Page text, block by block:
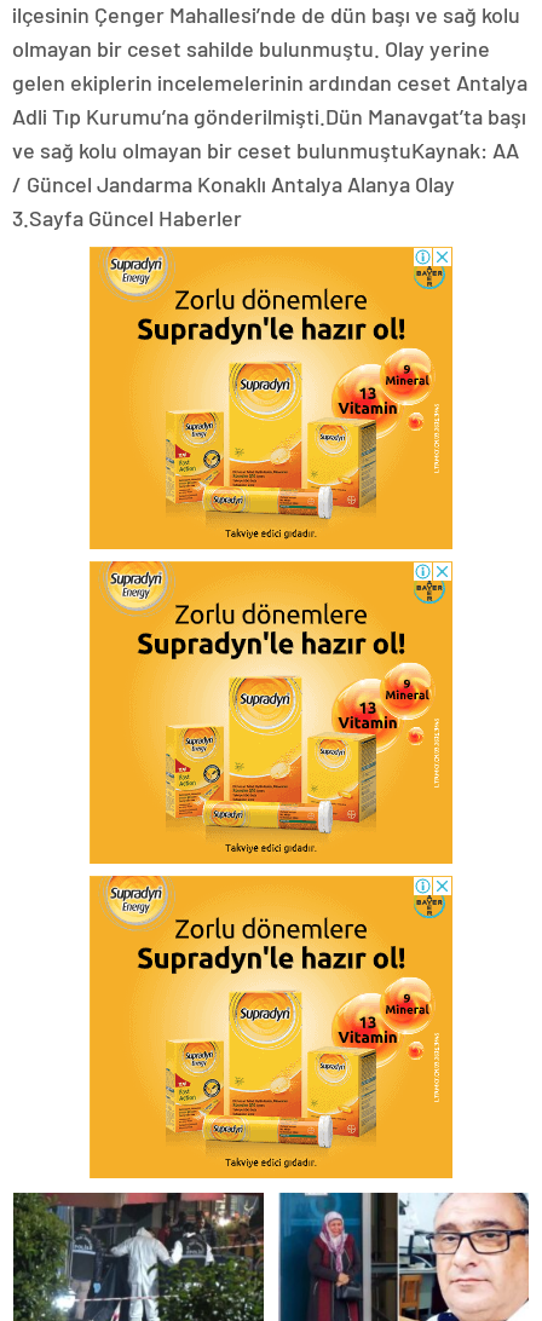
ilçesinin Çenger Mahallesi’nde de dün başı ve sağ kolu
olmayan bir ceset sahilde bulunmuştu. Olay yerine
gelen ekiplerin incelemelerinin ardından ceset Antalya
Adli Tıp Kurumu’na gönderilmişti.Dün Manavgat’ta başı
ve sağ kolu olmayan bir ceset bulunmuştuKaynak: AA
/ Güncel Jandarma Konaklı Antalya Alanya Olay
3.Sayfa Güncel Haberler